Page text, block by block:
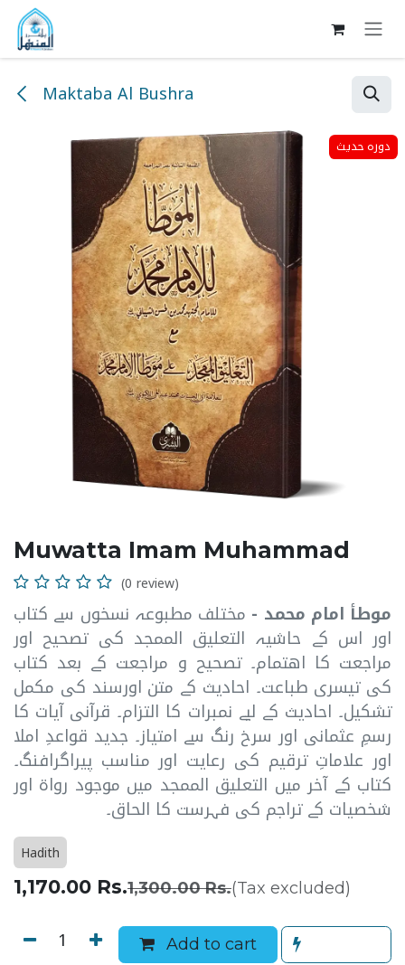
Skip to Content
Maktaba Al Bushra
دورہ حدیث
Muwatta Imam Muhammad
(0 review)
موطأ امام محمد - مختلف مطبوعہ نسخوں سے کتاب
اور اس کے حاشیہ التعلیق الممجد کی تصحیح اور
مراجعت کا اھتمام۔ تصحیح و مراجعت کے بعد کتاب
کی تیسری طباعت۔ احادیث کے متن اورسند کی مکمل
تشکیل۔ احادیث کے لیے نمبرات کا التزام۔ قرآنی آیات کا
رسمِ عثمانی اور سرخ رنگ سے امتیاز۔ جدید قواعدِ املا
اور علاماتِ ترقیم کی رعایت اور مناسب پیراگرافنگ۔
کتاب کے آخر میں التعلیق الممجد میں موجود رواۃ اور
شخصیات کے تراجم کی فہرست کا الحاق۔
Hadith
1,170.00 Rs.1,300.00Rs.(Tax excluded)
Add to cart